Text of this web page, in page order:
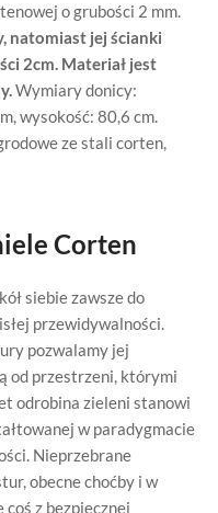
o grubości 2 mm.
natomiast jej ścianki
2cm. Materiał jest
Wymiary donicy:
wysokość: 80,6 cm.
ze stali corten,
Corten
siebie zawsze do
przewidywalności.
pozwalamy jej
od przestrzeni, którymi
odrobina zieleni stanowi
w paradygmacie
Nieprzebrane
obecne choćby i w
z bezpiecznej